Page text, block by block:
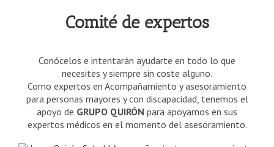
Comité de expertos
Conócelos e intentarán ayudarte en todo lo que
necesites y siempre sin coste alguno.
Como expertos en Acompañamiento y asesoramiento
para personas mayores y con discapacidad, tenemos el
apoyo de GRUPO QUIRÓN para apoyarnos en sus
expertos médicos en el momento del asesoramiento.